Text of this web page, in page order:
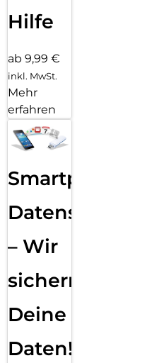
Hilfe
ab 9,99 €
inkl. MwSt.
Mehr
erfahren
Smartphone
Datensicherung
– Wir
sichern
Deine
Daten!